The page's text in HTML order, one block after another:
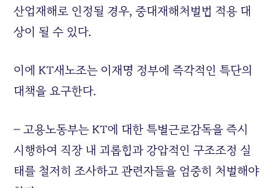
산업재해로 인정될 경우, 중대재해처벌법 적용 대
상이 될 수 있다.
이에 KT새노조는 이재명 정부에 즉각적인 특단의
대책을 요구한다.
– 고용노동부는 KT에 대한 특별근로감독을 즉시
시행하여 직장 내 괴롭힘과 강압적인 구조조정 실
태를 철저히 조사하고 관련자들을 엄중히 처벌해야